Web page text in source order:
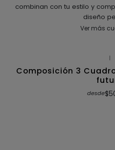
combinan con tu estilo y
diseño
Ver más
|
Composición 3
desde